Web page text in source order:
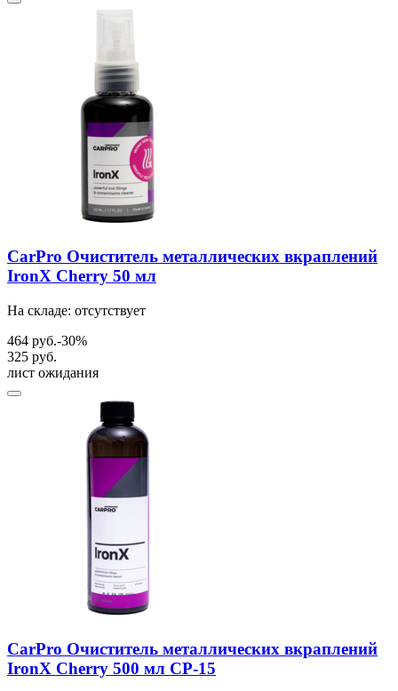
CarPro Очиститель металлических вкраплений
IronX Cherry 50 мл
На складе: отсутствует
464 руб.-30%
325 руб.
лист ожидания
CarPro Очиститель металлических вкраплений
IronX Cherry 500 мл CP-15